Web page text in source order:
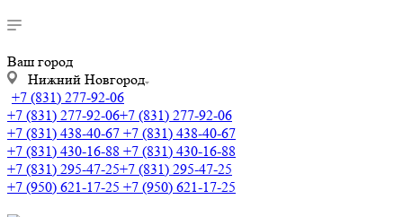
Ваш город
Нижний Новгород
+7 (831) 277-92-06
+7 (831) 277-92-06+7 (831) 277-92-06
+7 (831) 438-40-67 +7 (831) 438-40-67
+7 (831) 430-16-88 +7 (831) 430-16-88
+7 (831) 295-47-25+7 (831) 295-47-25
+7 (950) 621-17-25 +7 (950) 621-17-25